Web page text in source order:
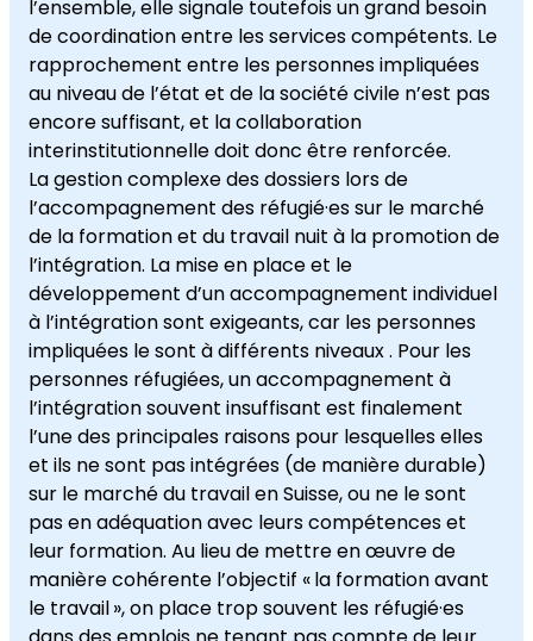
l’ensemble, elle signale toutefois un grand besoin
de coordination entre les services compétents. Le
rapprochement entre les personnes impliquées
au niveau de l’état et de la société civile n’est pas
encore suffisant, et la collaboration
interinstitutionnelle doit donc être renforcée.
La gestion complexe des dossiers lors de
l’accompagnement des réfugié·es sur le marché
de la formation et du travail nuit à la promotion de
l’intégration. La mise en place et le
développement d’un accompagnement individuel
à l’intégration sont exigeants, car les personnes
impliquées le sont à différents niveaux . Pour les
personnes réfugiées, un accompagnement à
l’intégration souvent insuffisant est finalement
l’une des principales raisons pour lesquelles elles
et ils ne sont pas intégrées (de manière durable)
sur le marché du travail en Suisse, ou ne le sont
pas en adéquation avec leurs compétences et
leur formation. Au lieu de mettre en œuvre de
manière cohérente l’objectif « la formation avant
le travail », on place trop souvent les réfugié·es